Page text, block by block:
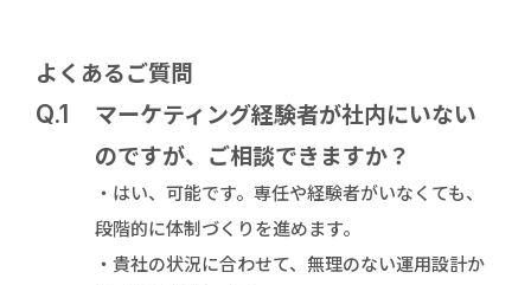
よくあるご質問
Q.1
マーケティング経験者が社内にいない
のですが、ご相談できますか？
・はい、可能です。専任や経験者がいなくても、
段階的に体制づくりを進めます。
・貴社の状況に合わせて、無理のない運用設計か